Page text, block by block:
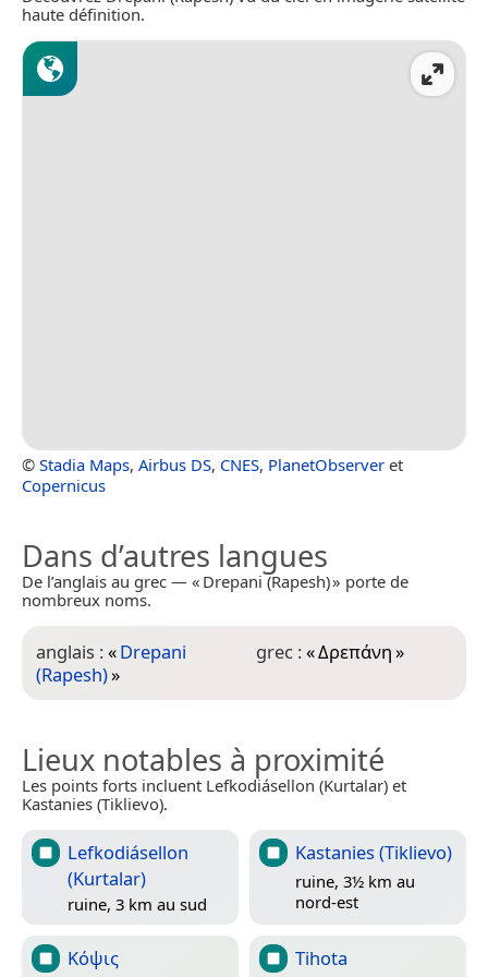
haute définition.
© Stadia Maps, Airbus DS, CNES, PlanetObserver et
Copernicus
Dans d’autres langues
De l’anglais au grec — « Drepani (Rapesh) » porte de
nombreux noms.
anglais :«Drepani
(Rapesh)»
grec :«Δρεπάνη»
Lieux notables à proximité
Les points forts incluent Lefkodiásellon (Kurtalar) et
Kastanies (Tiklievo).
Lefkodiásellon
(Kurtalar)
ruine, 3 km au sud
Kastanies (Tiklievo)
ruine, 3½ km au
nord-est
Κόψις Tihota